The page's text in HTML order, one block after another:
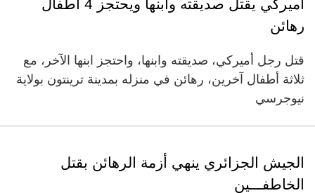
أميركي يقتل صديقته وابنها ويحتجز 4 أطفال
رهائن
قتل رجل أميركي، صديقته وابنها، واحتجز ابنها الآخر، مع
ثلاثة أطفال آخرين، رهائن في منزله بمدينة ترينتون بولاية
نيوجرسي
الجيش الجزائري ينهي أزمة الرهائن بقتل
الخاطفـــين